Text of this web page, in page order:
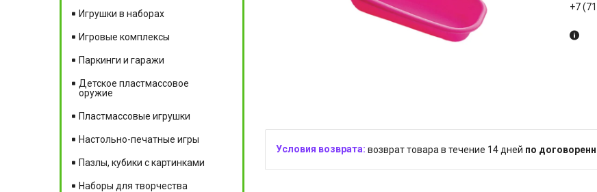
+7
возврат товара в течение 14 дней по
Игрушки в наборах
Игровые комплексы
Паркинги и гаражи
Детское пластмассовое
оружие
Пластмассовые игрушки
Настольно-печатные игры
Пазлы, кубики с картинками
Наборы для творчества